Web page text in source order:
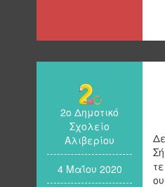
2ο Δημοτικό
Σχολείο
Αλιβερίου
4 Μαΐου 2020